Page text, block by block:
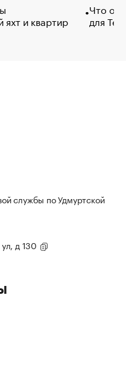
и квартир
Что
для
службы по Удмуртской
д 130